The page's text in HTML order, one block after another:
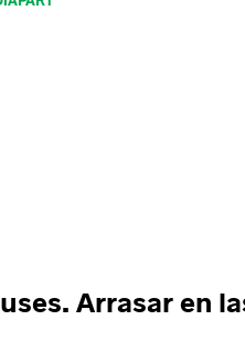
Arrasar en